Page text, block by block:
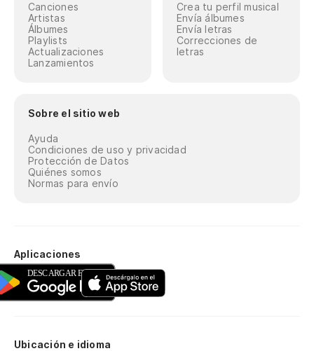
Canciones
Artistas
Álbumes
Playlists
Actualizaciones
Lanzamientos
Crea tu perfil musical
Envía álbumes
Envía letras
Correcciones de
letras
Sobre el sitio web
Ayuda
Condiciones de uso y privacidad
Protección de Datos
Quiénes somos
Normas para envío
Aplicaciones
Ubicación e idioma